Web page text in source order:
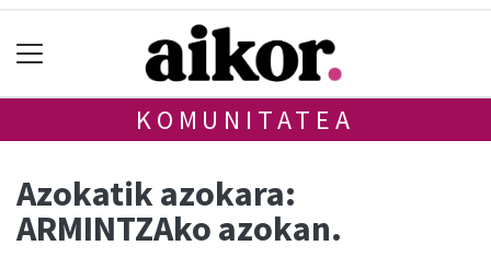
KOMUNITATEA
Azokatik azokara:
ARMINTZAko azokan.